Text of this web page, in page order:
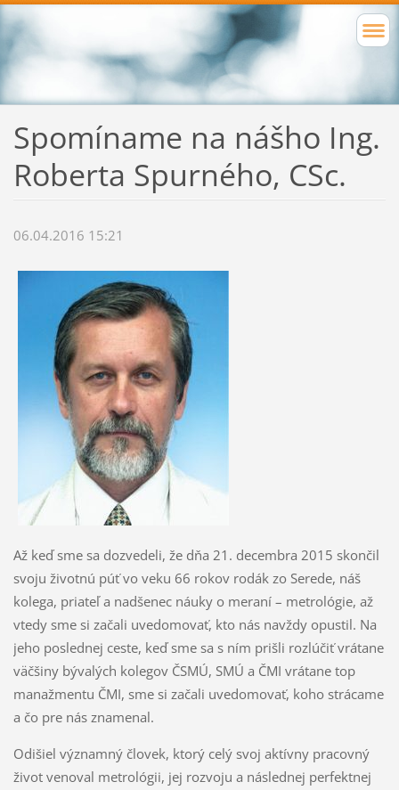
Spomíname na nášho Ing.
Roberta Spurného, CSc.
06.04.2016 15:21
Až keď sme sa dozvedeli, že dňa 21. decembra 2015 skončil
svoju životnú púť vo veku 66 rokov rodák zo Serede, náš
kolega, priateľ a nadšenec náuky o meraní – metrológie, až
vtedy sme si začali uvedomovať, kto nás navždy opustil. Na
jeho poslednej ceste, keď sme sa s ním prišli rozlúčiť vrátane
väčšiny bývalých kolegov ČSMÚ, SMÚ a ČMI vrátane top
manažmentu ČMI, sme si začali uvedomovať, koho strácame
a čo pre nás znamenal.
Odišiel významný človek, ktorý celý svoj aktívny pracovný
život venoval metrológii, jej rozvoju a následnej perfektnej